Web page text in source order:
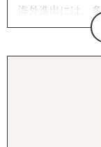
↳ 画像・動画コ
『販路構築チーム
↳ 商談創出・交
・販路開拓 現地
い国も提携専門
面談したい」と
・スモールスタ
海外進出には、
「どのように人
「どの進出形態
「現地の法規制
海外進出を検討